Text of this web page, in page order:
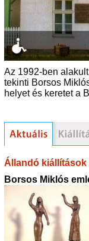
Az 1992-ben
tekinti Borsos
helyet és keretet a
Állandó kiállítások
Borsos Miklós